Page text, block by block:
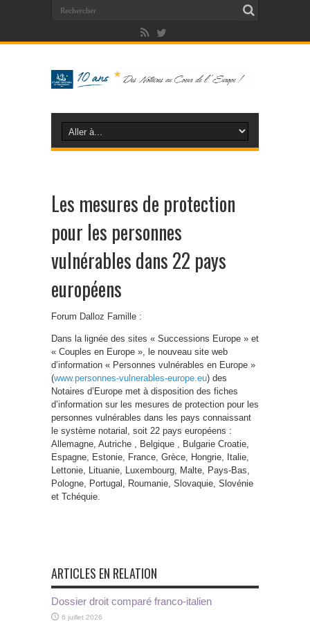
Les mesures de protection
pour les personnes
vulnérables dans 22 pays
européens
Forum Dalloz Famille :
Dans la lignée des sites « Successions Europe » et
« Couples en Europe », le nouveau site web
d’information « Personnes vulnérables en Europe »
(www.personnes-vulnerables-europe.eu) des
Notaires d’Europe met à disposition des fiches
d’information sur les mesures de protection pour les
personnes vulnérables dans les pays connaissant
le système notarial, soit 22 pays européens :
Allemagne, Autriche , Belgique , Bulgarie Croatie,
Espagne, Estonie, France, Grèce, Hongrie, Italie,
Lettonie, Lituanie, Luxembourg, Malte, Pays-Bas,
Pologne, Portugal, Roumanie, Slovaquie, Slovénie
et Tchéquie.
ARTICLES EN RELATION
Dossier droit comparé franco-italien
6 juillet 2026